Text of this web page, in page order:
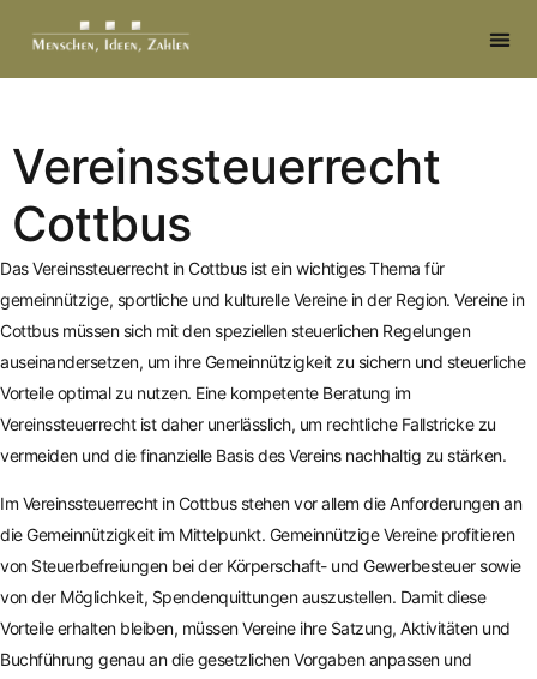
springen
Vereinssteuerrecht
Cottbus
Das Vereinssteuerrecht in Cottbus ist ein wichtiges Thema für
gemeinnützige, sportliche und kulturelle Vereine in der Region. Vereine in
Cottbus müssen sich mit den speziellen steuerlichen Regelungen
auseinandersetzen, um ihre Gemeinnützigkeit zu sichern und steuerliche
Vorteile optimal zu nutzen. Eine kompetente Beratung im
Vereinssteuerrecht ist daher unerlässlich, um rechtliche Fallstricke zu
vermeiden und die finanzielle Basis des Vereins nachhaltig zu stärken.
Im Vereinssteuerrecht in Cottbus stehen vor allem die Anforderungen an
die Gemeinnützigkeit im Mittelpunkt. Gemeinnützige Vereine profitieren
von Steuerbefreiungen bei der Körperschaft- und Gewerbesteuer sowie
von der Möglichkeit, Spendenquittungen auszustellen. Damit diese
Vorteile erhalten bleiben, müssen Vereine ihre Satzung, Aktivitäten und
Buchführung genau an die gesetzlichen Vorgaben anpassen und